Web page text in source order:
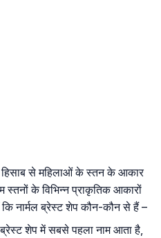
हिसाब से महिलाओं के स्तन के आकार
स्तनों के विभिन्न प्राकृतिक आकारों
नार्मल ब्रेस्ट शेप कौन-कौन से हैं –
ब्रेस्ट शेप में सबसे पहला नाम आता है,